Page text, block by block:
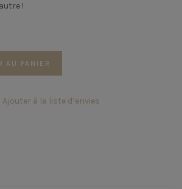
!
AU PANIER
Ajouter à la liste d’envies